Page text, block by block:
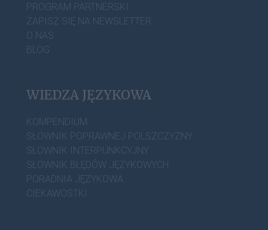
PROGRAM PARTNERSKI
ZAPISZ SIĘ NA NEWSLETTER
O NAS
BLOG
WIEDZA JĘZYKOWA
KOMPENDIUM
SŁOWNIK POPRAWNEJ POLSZCZYZNY
SŁOWNIK INTERPUNKCYJNY
SŁOWNIK BŁĘDÓW JĘZYKOWYCH
PORADNIA JĘZYKOWA
CIEKAWOSTKI